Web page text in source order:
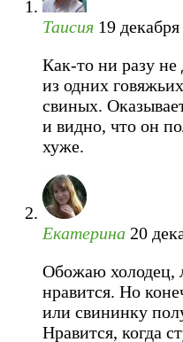
Таисия 19
Как-то ни разу не
из одних
свиных.
и видно, что он
хуже.
Екатерина 20
Обожаю холодец,
нравится. Но
или свининку
Нравится, когда